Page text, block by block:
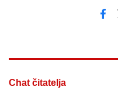
Chat čitatelja